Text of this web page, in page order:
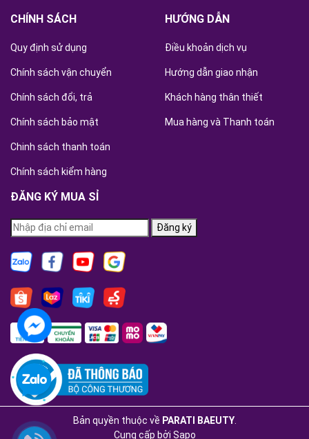
CHÍNH SÁCH
Quy định sử dụng
Chính sách vận chuyển
Chính sách đổi, trả
Chính sách bảo mật
Chinh sách thanh toán
Chính sách kiểm hàng
HƯỚNG DẪN
Điều khoản dịch vụ
Hướng dẫn giao nhận
Khách hàng thân thiết
Mua hàng và Thanh toán
ĐĂNG KÝ MUA SỈ
Đăng ký
Bản quyền thuộc về PARATI BAEUTY.
Cung cấp bởi Sapo